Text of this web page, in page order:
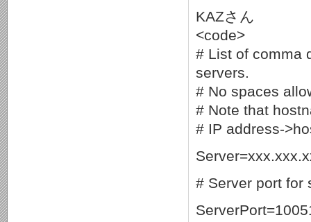
KAZさん
<code>
# List of comma
servers.
# No spaces
# Note that
# IP address-
# Server port for